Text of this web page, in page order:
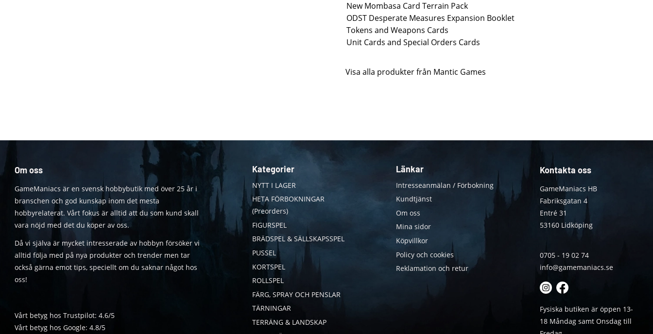
New Mombasa Card Terrain Pack
ODST Desperate Measures Expansion Booklet
Tokens and Weapons Cards
Unit Cards and Special Orders Cards
Visa alla produkter från Mantic Games
Om oss
GameManiacs är en svensk hobbybutik med över 25 år i
branschen och god kunskap inom det mesta
hobbyrelaterat. Vårt fokus är alltid att du som kund skall
vara nöjd med det du köper av oss.
Då vi själva är mycket intresserade av hobbyn försöker vi
alltid följa med på nya produkter och trender men tar
också gärna emot tips, speciellt om du saknar något hos
oss!
Vårt betyg hos Trustpilot: 4.6/5
Vårt betyg hos Google: 4.8/5
Kategorier
NYTT I LAGER
HETA FÖRBOKNINGAR
(Preorders)
FIGURSPEL
BRÄDSPEL & SÄLLSKAPSSPEL
PUSSEL
KORTSPEL
ROLLSPEL
FÄRG, SPRAY OCH PENSLAR
TÄRNINGAR
TERRÄNG & LANDSKAP
Länkar
Intresseanmälan / Förbokning
Kundtjänst
Om oss
Mina sidor
Köpvillkor
Policy och cookies
Reklamation och retur
Kontakta oss
GameManiacs HB
Fabriksgatan 4
Entré 31
53160 Lidköping
0705 - 19 02 74
info@gamemaniacs.se
Fysiska butiken är öppen 13-
18 Måndag samt Onsdag till